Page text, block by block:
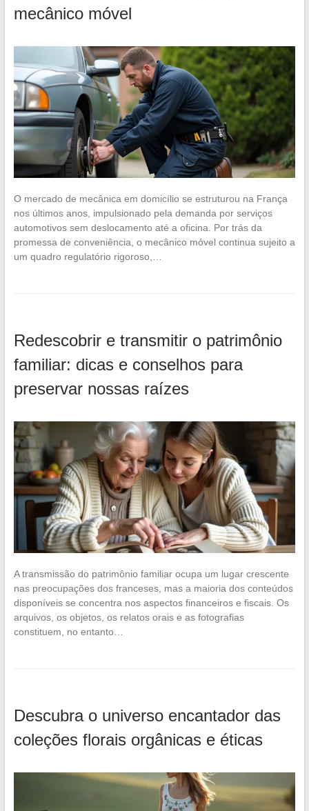
mecânico móvel
O mercado de mecânica em domicílio se estruturou na França
nos últimos anos, impulsionado pela demanda por serviços
automotivos sem deslocamento até a oficina. Por trás da
promessa de conveniência, o mecânico móvel continua sujeito a
um quadro regulatório rigoroso,…
Redescobrir e transmitir o patrimônio
familiar: dicas e conselhos para
preservar nossas raízes
A transmissão do patrimônio familiar ocupa um lugar crescente
nas preocupações dos franceses, mas a maioria dos conteúdos
disponíveis se concentra nos aspectos financeiros e fiscais. Os
arquivos, os objetos, os relatos orais e as fotografias
constituem, no entanto…
Descubra o universo encantador das
coleções florais orgânicas e éticas